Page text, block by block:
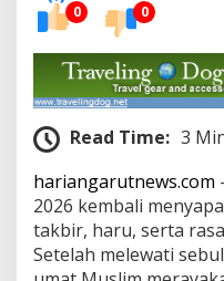
0 0
Read Time: 3
hariangarutnews.com
2026 kembali
takbir, haru, serta
Setelah melewati